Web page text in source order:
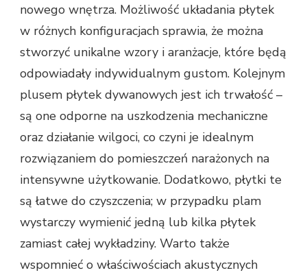
nowego wnętrza. Możliwość układania płytek
w różnych konfiguracjach sprawia, że można
stworzyć unikalne wzory i aranżacje, które będą
odpowiadały indywidualnym gustom. Kolejnym
plusem płytek dywanowych jest ich trwałość –
są one odporne na uszkodzenia mechaniczne
oraz działanie wilgoci, co czyni je idealnym
rozwiązaniem do pomieszczeń narażonych na
intensywne użytkowanie. Dodatkowo, płytki te
są łatwe do czyszczenia; w przypadku plam
wystarczy wymienić jedną lub kilka płytek
zamiast całej wykładziny. Warto także
wspomnieć o właściwościach akustycznych